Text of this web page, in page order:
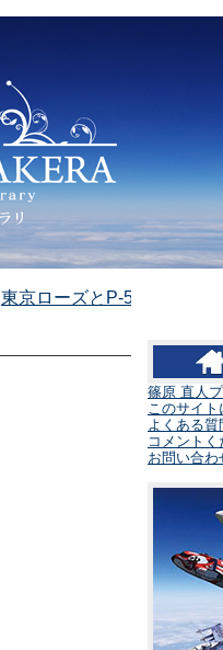
東京ローズとP-51D »
篠原 直人
このサイト
よくある質
コメント
お問い合わ